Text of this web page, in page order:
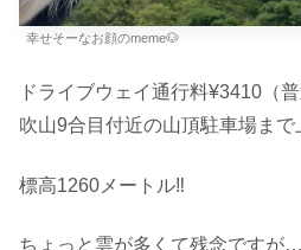
幸せそーなお顔のmeme🐶
ドライブウェイ通行料¥3410（
吹山9合目付近の山頂駐車場ま
標高1260メートル‼️
ちょっと雲が多くて残念ですが…